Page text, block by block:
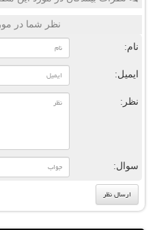
نظر شما در
نام:
ایمیل:
نظر:
سوال: